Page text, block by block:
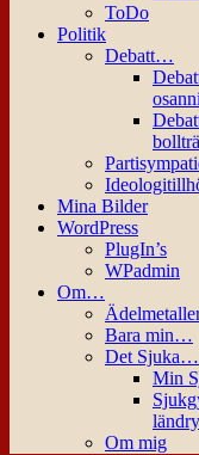
ToDo
Politik
Debatt…
Mina Bilder
WordPress
PlugIn’s
WPadmin
Om…
Bara min…
Det Sjuka…
Min
Om mig